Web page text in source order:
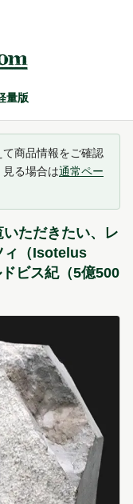
量版
商品情報をご確認
る場合は通常ペー
ただきたい、レ
ィ（Isotelus
ビス紀（5億500